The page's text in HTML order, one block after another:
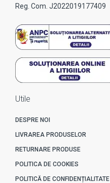
Reg. Com. J2022019177409
Utile
DESPRE NOI
LIVRAREA PRODUSELOR
RETURNARE PRODUSE
POLITICA DE COOKIES
POLITICĂ DE CONFIDENȚIALITATE